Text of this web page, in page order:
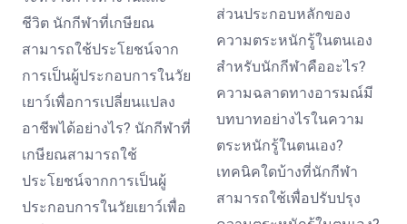
ชีวิต นักกีฬาที่เกษียณ
สามารถใช้ประโยชน์จาก
การเป็นผู้ประกอบการในวัย
เยาว์เพื่อการเปลี่ยนแปลง
อาชีพได้อย่างไร? นักกีฬาที่
เกษียณสามารถใช้
ประโยชน์จากการเป็นผู้
ประกอบการในวัยเยาว์เพื่อ
ส่วนประกอบหลักของ
ความตระหนักรู้ในตนเอง
สำหรับนักกีฬาคืออะไร?
ความฉลาดทางอารมณ์มี
บทบาทอย่างไรในความ
ตระหนักรู้ในตนเอง?
เทคนิคใดบ้างที่นักกีฬา
สามารถใช้เพื่อปรับปรุง